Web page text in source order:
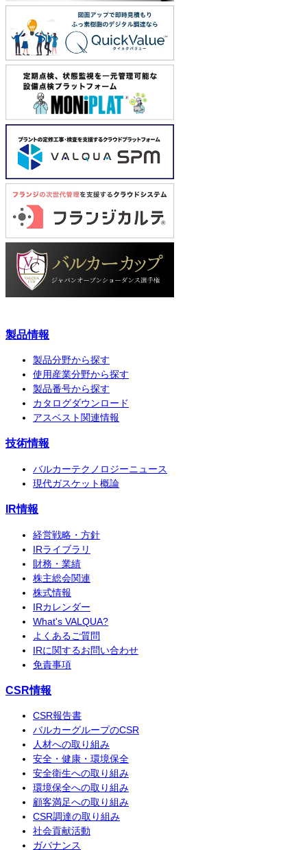
製品情報
製品分野から探す
使用産業分野から探す
製品番号から探す
カタログダウンロード
アスベスト関連情報
技術情報
バルカーテクノロジーニュース
現代ガスケット概論
IR情報
経営戦略・方針
IRライブラリ
財務・業績
株主総会関連
株式情報
IRカレンダー
What's VALQUA?
よくあるご質問
IRに関するお問い合わせ
免責事項
CSR情報
CSR報告書
バルカーグループのCSR
人材への取り組み
安全・健康・環境保全
安全衛生への取り組み
環境保全への取り組み
顧客満足への取り組み
CSR調達の取り組み
社会貢献活動
ガバナンス